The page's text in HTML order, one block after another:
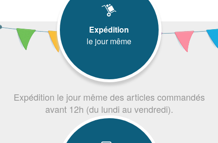
Expédition
le jour même
Expédition le jour même des articles commandés
avant 12h (du lundi au vendredi).